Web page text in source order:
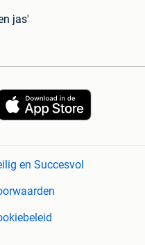
jas'
en Succesvol